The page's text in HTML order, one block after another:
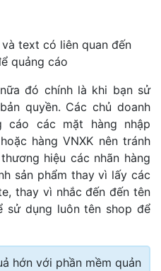
text có liên quan đến
quảng cáo
đó chính là khi bạn sử
quyền. Các chủ doanh
cáo các mặt hàng nhập
hàng VNXK nên tránh
hiệu các nhãn hàng
sản phẩm thay vì lấy các
thay vì nhắc đến đến tên
sử dụng luôn tên shop để
hớn với phần mềm quản